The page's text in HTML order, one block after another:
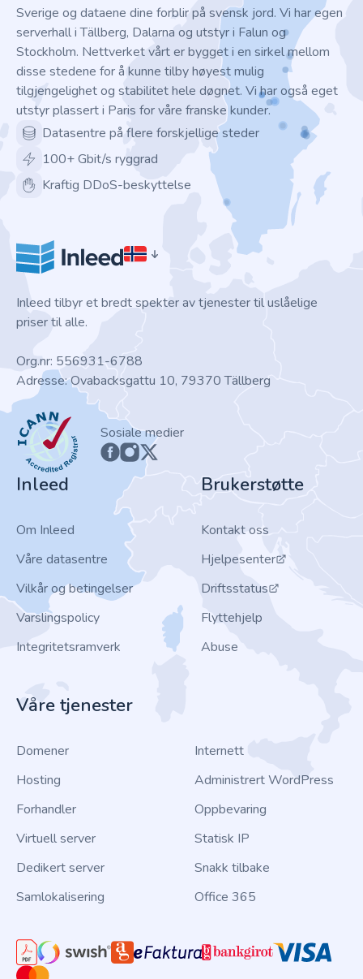
Sverige og dataene dine forblir på svensk jord. Vi har egen
serverhall i Tällberg, Dalarna og utstyr i Falun og
Stockholm. Nettverket vårt er bygget i en sirkel mellom
disse stedene for å kunne tilby høyest mulig
tilgjengelighet og stabilitet hele døgnet. Vi har også eget
utstyr plassert i Paris for våre franske kunder.
Datasentre på flere forskjellige steder
100+ Gbit/s ryggrad
Kraftig DDoS-beskyttelse
Inleed tilbyr et bredt spekter av tjenester til uslåelige
priser til alle.
Org.nr: 556931-6788
Adresse: Ovabacksgattu 10, 79370 Tällberg
ICANN
Sosiale medier
Inleed
Om Inleed
Våre datasentre
Vilkår og betingelser
Varslingspolicy
Integritetsramverk
Brukerstøtte
Kontakt oss
Hjelpesenter
Driftsstatus
Flyttehjelp
Abuse
Våre tjenester
Domener
Hosting
Forhandler
Virtuell server
Dedikert server
Samlokalisering
Internett
Administrert WordPress
Oppbevaring
Statisk IP
Snakk tilbake
Office 365